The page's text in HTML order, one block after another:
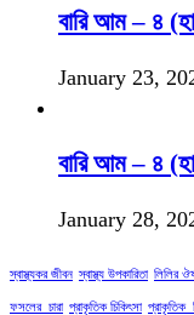
বারি আম – ৪
January 23,
বারি আম – ৪
January 28,
স্বাস্থ্যকর জীবন স্বাস্থ্য উপকারিতা লিলির
ফসলের_চারা প্রাকৃতিক চিকিৎসা